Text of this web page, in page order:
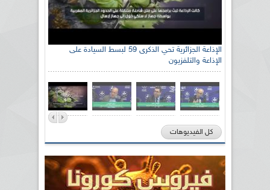
الإذاعة الجزائرية تحي الذكرى 59 لبسط السيادة على
الإذاعة والتلفزيون
كل الفيديوهات